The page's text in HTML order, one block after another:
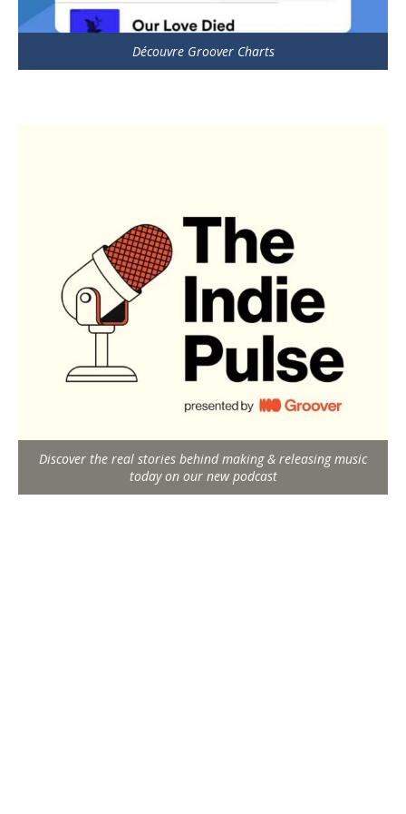
Découvre Groover Charts
Discover the real stories behind making & releasing music
today on our new podcast